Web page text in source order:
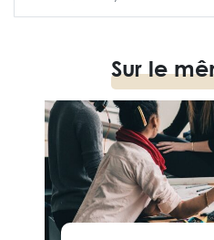
Sur le